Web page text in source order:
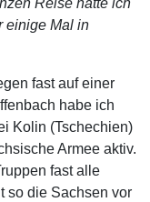
Reise hatte ich
einige Mal in
fast auf einer
habe ich
Kolin (Tschechien)
Armee aktiv.
fast alle
so die Sachsen vor